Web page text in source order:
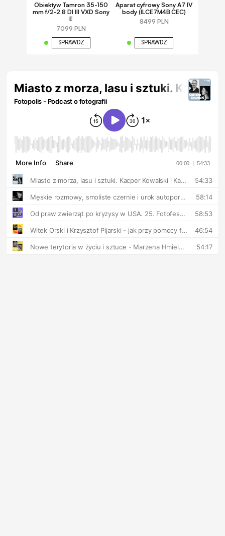
Obiektyw Tamron 35-150
mm f/2-2.8 DI III VXD Sony
E
7099 PLN
SPRAWDŹ
Aparat cyfrowy Sony A7 IV
body (ILCE7M4B.CEC)
8499 PLN
SPRAWDŹ